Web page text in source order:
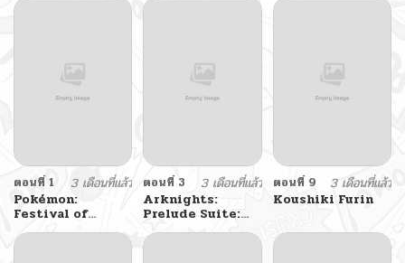
ตอนที่ 1
3 เดือนที่แล้ว
Pokémon:
Festival of
Champions
ตอนที่ 3
3 เดือนที่แล้ว
Arknights:
Prelude Suite:
The Lone Walker
ตอนที่ 9
3 เดือนที่แล้ว
Koushiki Furin